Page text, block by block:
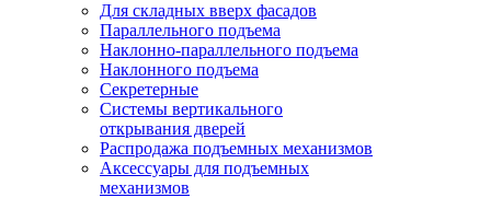
Для складных вверх фасадов
Параллельного подъема
Наклонно-параллельного подъема
Наклонного подъема
Секретерные
Системы вертикального
открывания дверей
Распродажа подъемных механизмов
Аксессуары для подъемных
механизмов